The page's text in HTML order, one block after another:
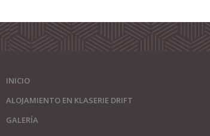
INICIO
ALOJAMIENTO EN KLASERIE DRIFT
GALERÍA